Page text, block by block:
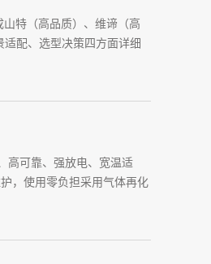
特（高品质）、维谛（高
配、选型决策四方面详细
高可靠、强放电、宽温适
，使用零负担采用气体再化